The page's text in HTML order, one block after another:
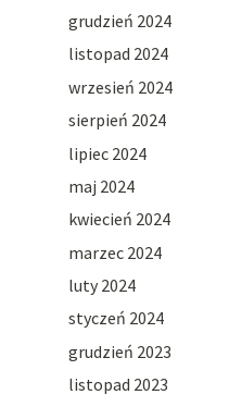
grudzień 2024
listopad 2024
wrzesień 2024
sierpień 2024
lipiec 2024
maj 2024
kwiecień 2024
marzec 2024
luty 2024
styczeń 2024
grudzień 2023
listopad 2023